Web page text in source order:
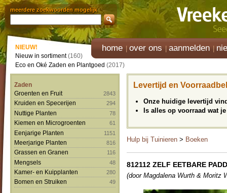
meerdere zoekwoorden mogelijk
home over ons aanmelden
NIEUW!
Nieuw in sortiment(160)
Eco en Oké Zaden en Plantgoed (2017)
Zaden
Groenten en Fruit
2843
Kruiden en Specerijen 294
Nuttige Planten 78
Kiemen en Microgroenten 61
Eenjarige Planten 1151
Meerjarige Planten 816
Grassen en Granen 116
Mengsels 48
Kamer- en Kuipplanten 280
Bomen en Struiken 49
Levertijd en
Onze huidige levertijd
Is alles op voorraad wat
Hulp bij Tuinieren > Boeken
812112 ZELF EETBARE
(door Magdalena Wurth & Moritz